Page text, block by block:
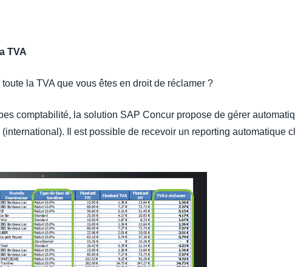
TVA
la TVA que vous êtes en droit de réclamer ?
comptabilité, la solution SAP Concur propose de gérer
Il est possible de recevoir un reporting automatique